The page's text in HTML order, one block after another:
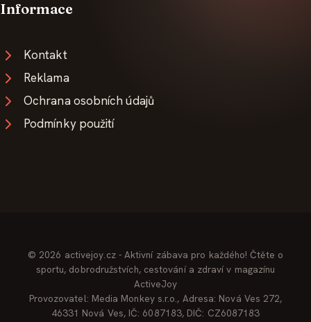
Informace
Kontakt
Reklama
Ochrana osobních údajů
Podmínky použití
© 2026 activejoy.cz - Aktivní zábava pro každého! Čtěte o
sportu, dobrodružstvích, cestování a zdraví v magazínu
ActiveJoy
Provozovatel: Media Monkey s.r.o., Adresa: Nová Ves 272,
46331 Nová Ves, IČ: 6087183, DIČ: CZ6087183